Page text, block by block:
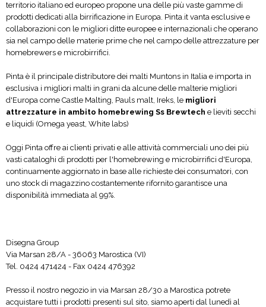
territorio italiano ed europeo propone una delle più vaste gamme di
prodotti dedicati alla birrificazione in Europa. Pinta.it vanta esclusive e
collaborazioni con le migliori ditte europee e internazionali che operano
sia nel campo delle materie prime che nel campo delle attrezzature per
homebrewers e microbirrifici.
Pinta è il principale distributore dei malti Muntons in Italia e importa in
esclusiva i migliori malti in grani da alcune delle malterie migliori
d'Europa come Castle Malting, Pauls malt, Ireks, le migliori
attrezzature in ambito homebrewing Ss Brewtech e lieviti secchi
e liquidi (Omega yeast, White labs)
Oggi Pinta offre ai clienti privati e alle attività commerciali uno dei più
vasti cataloghi di prodotti per l'homebrewing e microbirrifici d'Europa,
continuamente aggiornato in base alle richieste dei consumatori, con
uno stock di magazzino costantemente rifornito garantisce una
disponibilità immediata al 99%.
Disegna Group
Via Marsan 28/A - 36063 Marostica (VI)
Tel. 0424 471424 - Fax 0424 476392
Presso il nostro negozio in via Marsan 28/30 a Marostica potrete
acquistare tutti i prodotti presenti sul sito, siamo aperti dal lunedì al